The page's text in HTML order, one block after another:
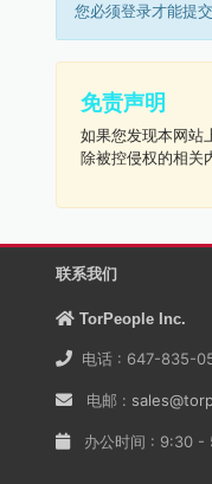
您必须登录才能提交
免责声明
如果您发现本网站
除被控侵权的相关
联系我们
TorPeople Inc.
电话 : 647-835-
电邮 :
办公时间 : 9:30 -